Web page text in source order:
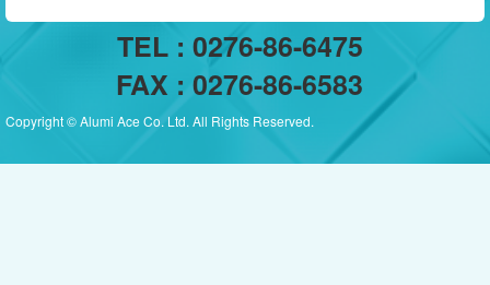
TEL : 0276-86-6475
FAX : 0276-86-6583
Copyright © Alumi Ace Co. Ltd. All Rights Reserved.